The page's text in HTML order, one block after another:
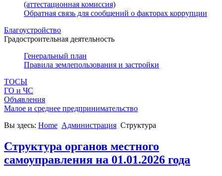
(аттестационная комиссия)
Обратная связь для сообщений о факторах коррупции
Благоустройство
Градостроительная деятельность
Генеральный план
Правила землепользования и застройки
ТОСЫ
ГО и ЧС
Объявления
Малое и среднее предпринимательство
Вы здесь: Home Администрация Структура
Структура органов местного
самоуправления на 01.01.2026 года